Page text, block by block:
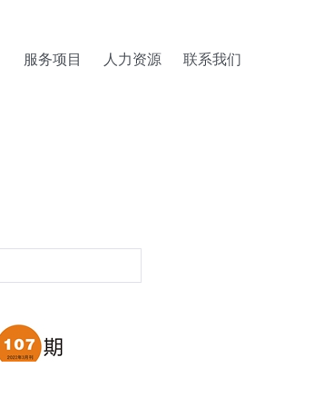
服务项目 人力资源 联系我们